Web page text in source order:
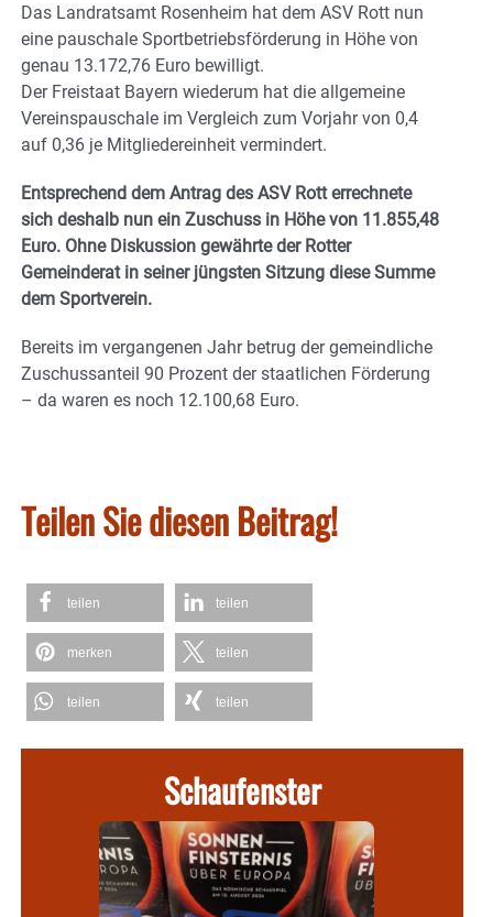
Das Landratsamt Rosenheim hat dem ASV Rott nun
eine pauschale Sportbetriebsförderung in Höhe von
genau 13.172,76 Euro bewilligt.
Der Freistaat Bayern wiederum hat die allgemeine
Vereinspauschale im Vergleich zum Vorjahr von 0,4
auf 0,36 je Mitgliedereinheit vermindert.
Entsprechend dem Antrag des ASV Rott errechnete
sich deshalb nun ein Zuschuss in Höhe von 11.855,48
Euro. Ohne Diskussion gewährte der Rotter
Gemeinderat in seiner jüngsten Sitzung diese Summe
dem Sportverein.
Bereits im vergangenen Jahr betrug der gemeindliche
Zuschussanteil 90 Prozent der staatlichen Förderung
– da waren es noch 12.100,68 Euro.
Teilen Sie diesen Beitrag!
teilen teilen
merken teilen
teilen teilen
Schaufenster